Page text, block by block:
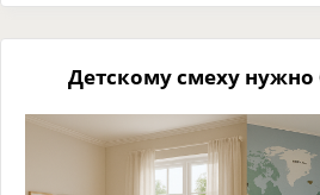
Детскому смеху